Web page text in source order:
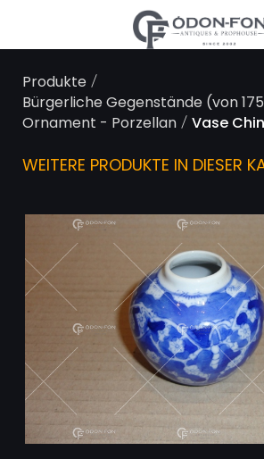
Produkte/
Bürgerliche Gegenstände (von
Ornament - Porzellan/Vase
WEITERE PRODUKTE IN DIESER